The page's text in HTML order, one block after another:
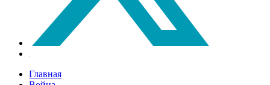
Главная